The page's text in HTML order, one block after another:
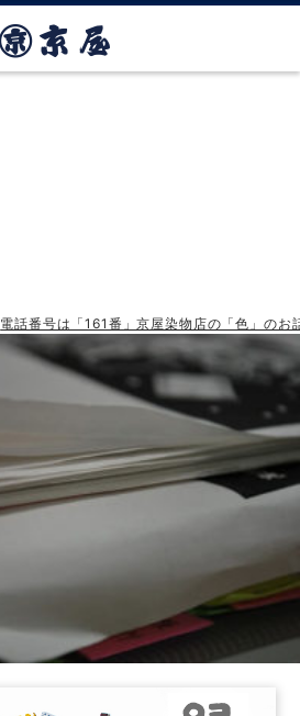
電話番号は「161番」京屋染物店の「色」のお